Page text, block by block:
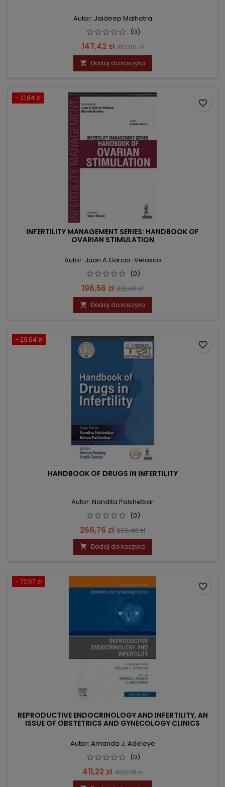
Autor: Jaideep Malhotra
(0)
Cena
147,42 zł Cena
podstawowa
163,80 zł
 Dodaj do koszyka
- 21,84 zł
INFERTILITY MANAGEMENT SERIES: HANDBOOK OF
OVARIAN STIMULATION
Autor: Juan A Garcia-Velasco
(0)
Cena
196,56 zł Cena
podstawowa
218,40 zł
 Dodaj do koszyka
favorite_border
- 29,64 zł
HANDBOOK OF DRUGS IN INFERTILITY
Autor: Nandita Palshetkar
(0)
Cena
266,76 zł Cena
podstawowa
296,40 zł
 Dodaj do koszyka
favorite_border
- 72,57 zł
REPRODUCTIVE ENDOCRINOLOGY AND INFERTILITY, AN
ISSUE OF OBSTETRICS AND GYNECOLOGY CLINICS
Autor: Amanda J. Adeleye
(0)
Cena
411,22 zł Cena
podstawowa
483,79 zł
favorite_border